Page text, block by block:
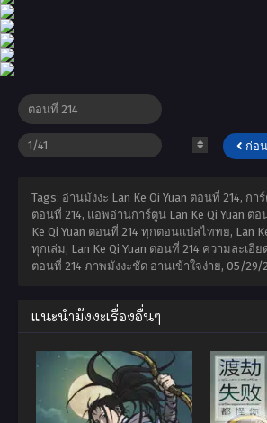
ก่อ
Tags: อ่านมังงะ Lan Ke Qi Yuan ตอนที่ 214, กา
ตอนที่ 214, แอพอ่านการ์ตูน Lan Ke Qi Yuan ต
Ke Qi Yuan ตอนที่ 214 ทุกตอนแปลไททย, Lan
ทุกเล่ม, Lan Ke Qi Yuan ตอนที่ 214 ความละเอีย
ตอนที่ 214 ภาพมังงะชัด อ่านเข้าใจง่าย, 05/29/
แนะนำมังงะเรื่องอื่นๆ